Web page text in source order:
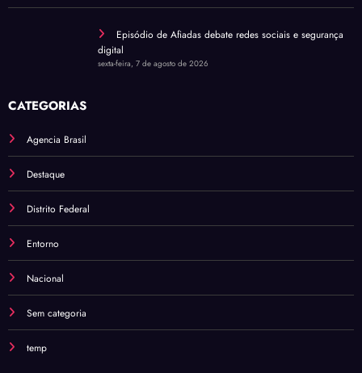
Episódio de Afiadas debate redes sociais e segurança
digital
sexta-feira, 7 de agosto de 2026
CATEGORIAS
Agencia Brasil
Destaque
Distrito Federal
Entorno
Nacional
Sem categoria
temp